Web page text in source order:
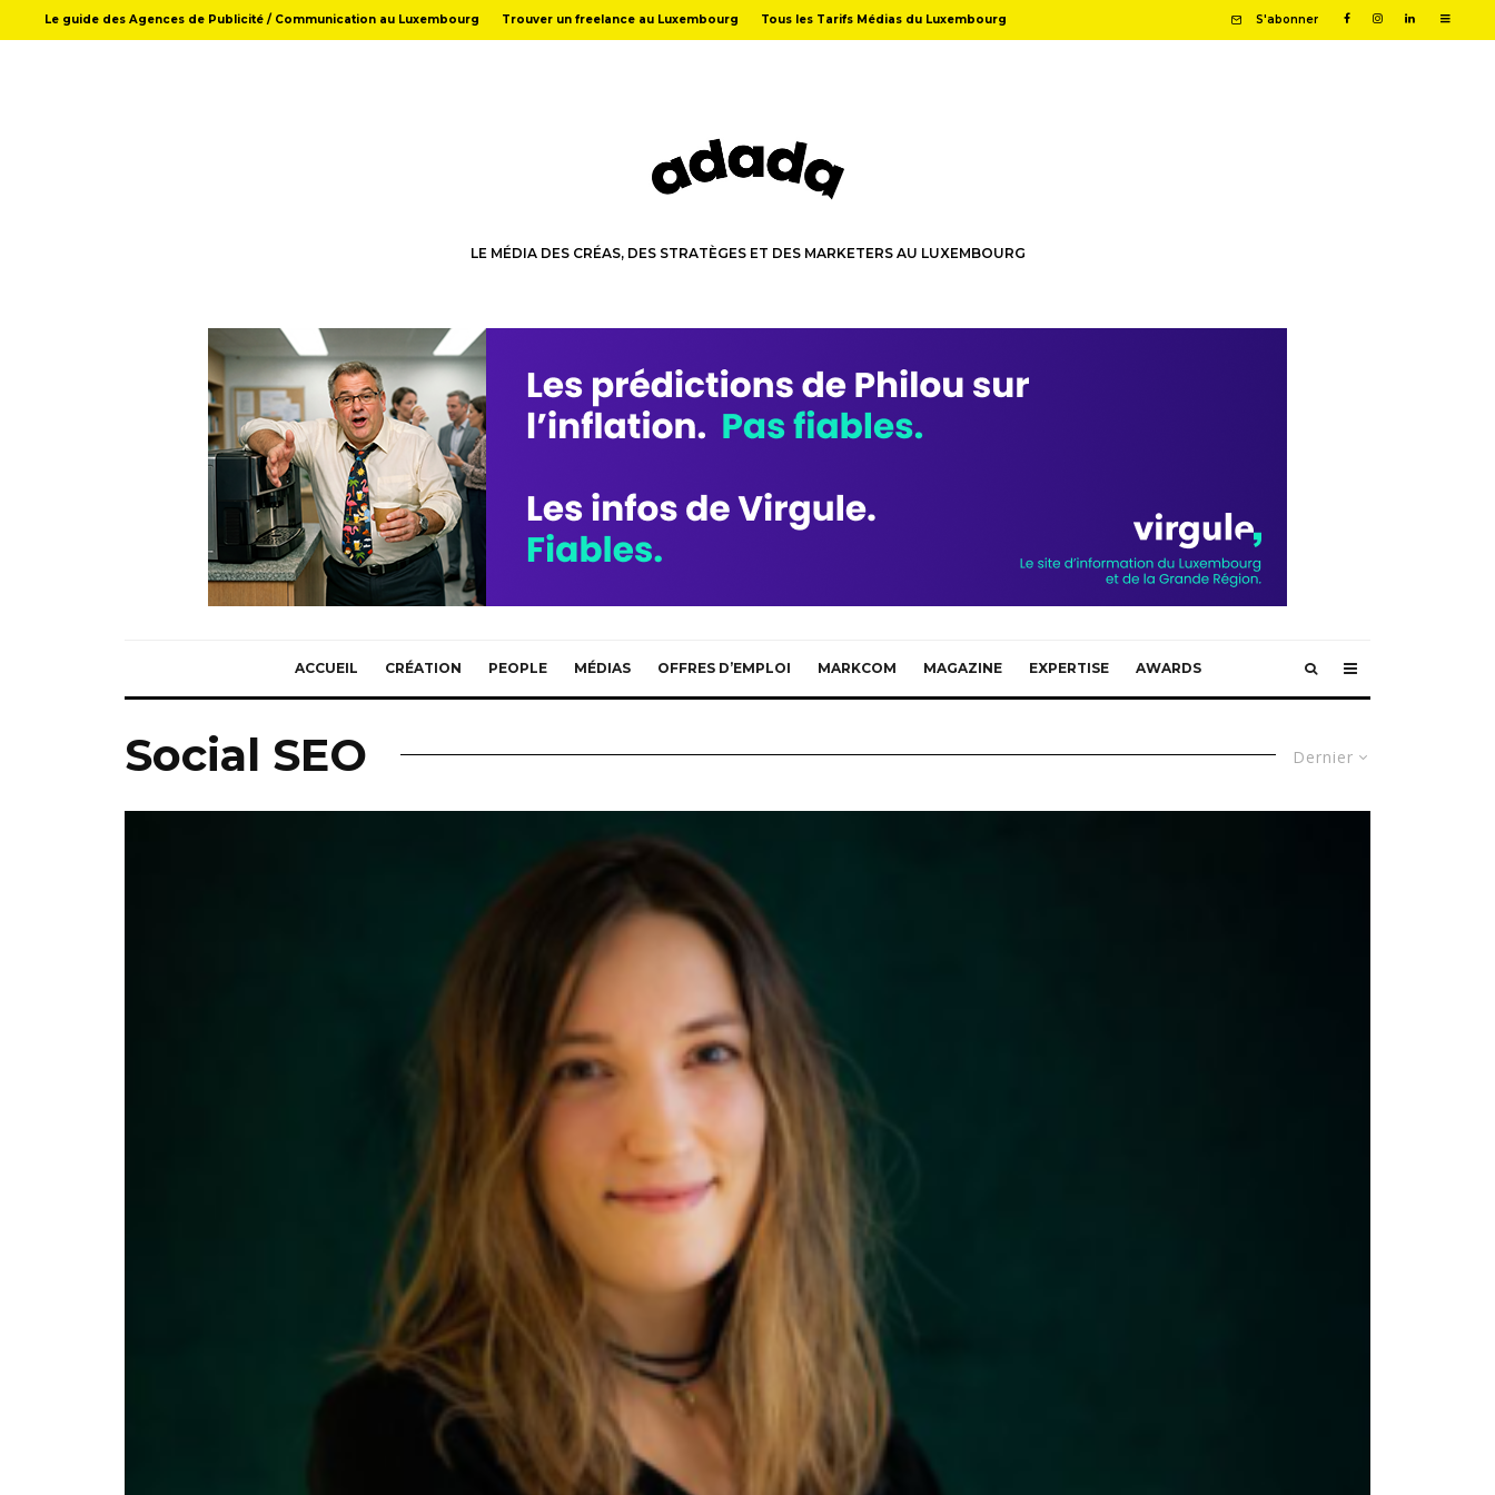
Le guide des Agences de Publicité / Communication au Luxembourg Trouver un freelance au Luxembourg Tous les Tarifs Médias du Luxembourg S'abonner
LE MÉDIA DES CRÉAS, DES STRATÈGES ET DES MARKETERS AU LUXEMBOURG
ACCUEIL CRÉATION PEOPLE MÉDIAS OFFRES D’EMPLOI MARKCOM MAGAZINE EXPERTISE AWARDS
Dernier
Social SEO